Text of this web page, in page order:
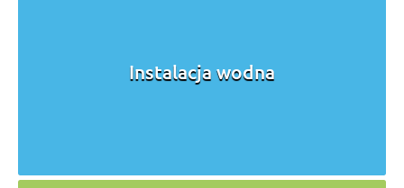
Instalacja wodna